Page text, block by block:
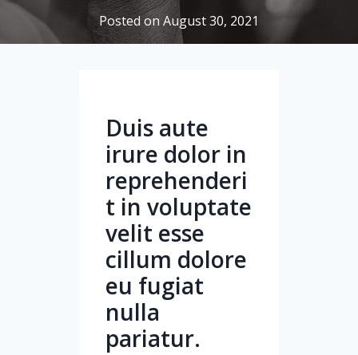
Posted onAugust 30, 2021
Duis aute
irure dolor in
reprehenderi
t in voluptate
velit esse
cillum dolore
eu fugiat
nulla
pariatur.